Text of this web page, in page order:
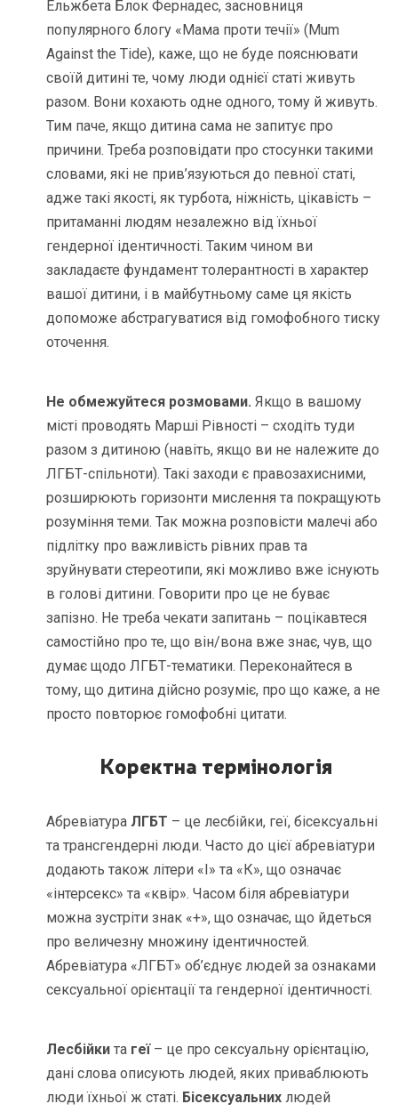
Ельжбета Блок Фернадес, засновниця
популярного блогу «Мама проти течії» (Mum
Against the Tide), каже, що не буде пояснювати
своїй дитині те, чому люди однієї статі живуть
разом. Вони кохають одне одного, тому й живуть.
Тим паче, якщо дитина сама не запитує про
причини. Треба розповідати про стосунки такими
словами, які не прив’язуються до певної статі,
адже такі якості, як турбота, ніжність, цікавість –
притаманні людям незалежно від їхньої
гендерної ідентичності. Таким чином ви
закладаєте фундамент толерантності в характер
вашої дитини, і в майбутньому саме ця якість
допоможе абстрагуватися від гомофобного тиску
оточення.
Не обмежуйтеся розмовами. Якщо в вашому
місті проводять Марші Рівності – сходіть туди
разом з дитиною (навіть, якщо ви не належите до
ЛГБТ-спільноти). Такі заходи є правозахисними,
розширюють горизонти мислення та покращують
розуміння теми. Так можна розповісти малечі або
підлітку про важливість рівних прав та
зруйнувати стереотипи, які можливо вже існують
в голові дитини. Говорити про це не буває
запізно. Не треба чекати запитань – поцікавтеся
самостійно про те, що він/вона вже знає, чув, що
думає щодо ЛГБТ-тематики. Переконайтеся в
тому, що дитина дійсно розуміє, про що каже, а не
просто повторює гомофобні цитати.
Коректна термінологія
Абревіатура ЛГБТ – це лесбійки, геї, бісексуальні
та трансгендерні люди. Часто до цієї абревіатури
додають також літери «І» та «К», що означає
«інтерсекс» та «квір». Часом біля абревіатури
можна зустріти знак «+», що означає, що йдеться
про величезну множину ідентичностей.
Абревіатура «ЛГБТ» об’єднує людей за ознаками
сексуальної орієнтації та гендерної ідентичності.
Лесбійки та геї– це про сексуальну орієнтацію,
дані слова описують людей, яких приваблюють
люди їхньої ж статі. Бісексуальних людей